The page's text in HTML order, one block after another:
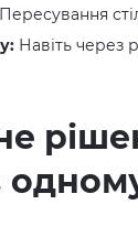
Пересування
Навіть через